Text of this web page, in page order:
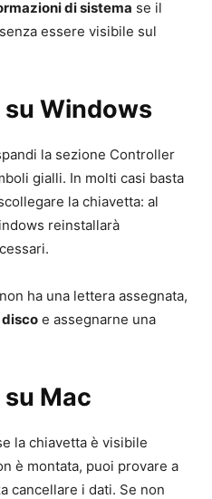
di sistema se il
essere visibile sul
Windows
la sezione Controller
gialli. In molti casi basta
la chiavetta: al
reinstallarà
ha una lettera assegnata,
disco e assegnarne una
Mac
la chiavetta è visibile
è montata, puoi provare a
cancellare i dati. Se non